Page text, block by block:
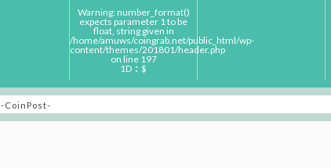
Warning: number_format()
expects parameter 1 to be
float, string given in
/home/amuws/coingrab.net/public_html/wp-
content/themes/201801/header.php
on line 197
1D：$
-CoinPost-